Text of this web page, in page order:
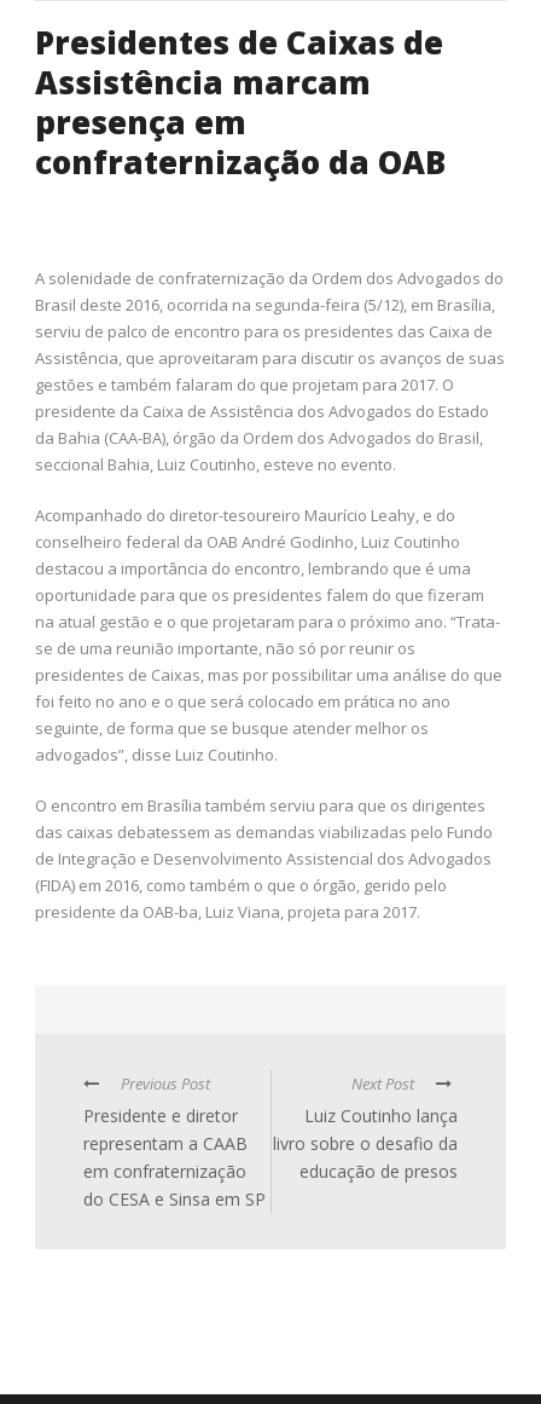
Presidentes de Caixas de
Assistência marcam
presença em
confraternização da OAB
A solenidade de confraternização da Ordem dos Advogados do
Brasil deste 2016, ocorrida na segunda-feira (5/12), em Brasília,
serviu de palco de encontro para os presidentes das Caixa de
Assistência, que aproveitaram para discutir os avanços de suas
gestões e também falaram do que projetam para 2017. O
presidente da Caixa de Assistência dos Advogados do Estado
da Bahia (CAA-BA), órgão da Ordem dos Advogados do Brasil,
seccional Bahia, Luiz Coutinho, esteve no evento.
Acompanhado do diretor-tesoureiro Maurício Leahy, e do
conselheiro federal da OAB André Godinho, Luiz Coutinho
destacou a importância do encontro, lembrando que é uma
oportunidade para que os presidentes falem do que fizeram
na atual gestão e o que projetaram para o próximo ano. “Trata-
se de uma reunião importante, não só por reunir os
presidentes de Caixas, mas por possibilitar uma análise do que
foi feito no ano e o que será colocado em prática no ano
seguinte, de forma que se busque atender melhor os
advogados”, disse Luiz Coutinho.
O encontro em Brasília também serviu para que os dirigentes
das caixas debatessem as demandas viabilizadas pelo Fundo
de Integração e Desenvolvimento Assistencial dos Advogados
(FIDA) em 2016, como também o que o órgão, gerido pelo
presidente da OAB-ba, Luiz Viana, projeta para 2017.
Previous Post
Presidente e diretor
representam a CAAB
em confraternização
do CESA e Sinsa em SP
Next Post
Luiz Coutinho lança
livro sobre o desafio da
educação de presos